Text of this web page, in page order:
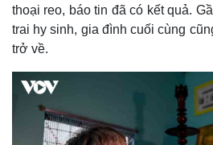
thoại reo, báo tin đã có kết quả.
trai hy sinh, gia đình cuối cùng
trở về.